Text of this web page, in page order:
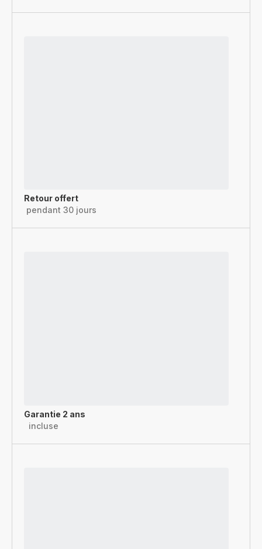
Retour offert
pendant 30 jours
Garantie 2 ans
incluse